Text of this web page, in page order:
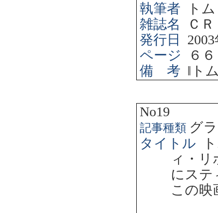
執筆者
ト
雑誌名
Ｃ
発行日
2003
ページ
６
備 考 ‖ ト
No19
記事種類 グ
タイトル
ィ・
にステ
この映